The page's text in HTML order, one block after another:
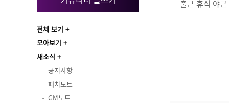
전체 보기
모아보기
새소식
공지사항
패치노트
GM노트
출근 휴직 야근